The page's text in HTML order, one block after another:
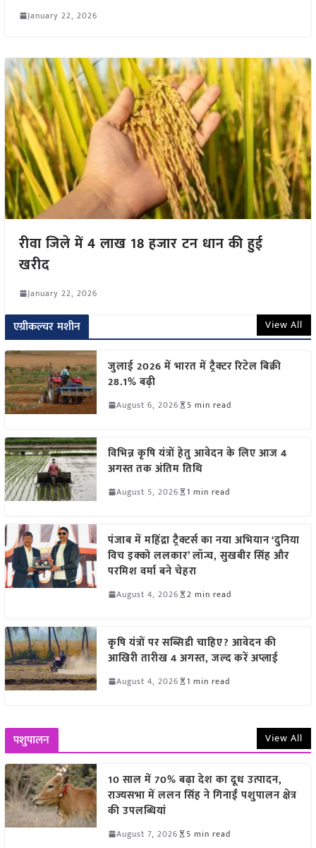
January 22, 2026
रीवा जिले में 4 लाख 18 हजार टन धान की हुई
खरीद
January 22, 2026
एग्रीकल्चर मशीन View All
जुलाई 2026 में भारत में ट्रैक्टर रिटेल बिक्री
28.1% बढ़ी
August 6, 2026 5 min read
विभिन्न कृषि यंत्रों हेतु आवेदन के लिए आज 4
अगस्त तक अंतिम तिथि
August 5, 2026 1 min read
पंजाब में महिंद्रा ट्रैक्टर्स का नया अभियान ‘दुनिया
विच इक्को ललकार’ लॉन्च, सुखबीर सिंह और
परमिश वर्मा बने चेहरा
August 4, 2026 2 min read
कृषि यंत्रों पर सब्सिडी चाहिए? आवेदन की
आखिरी तारीख 4 अगस्त, जल्द करें अप्लाई
August 4, 2026 1 min read
पशुपालन View All
10 साल में 70% बढ़ा देश का दूध उत्पादन,
राज्यसभा में ललन सिंह ने गिनाईं पशुपालन क्षेत्र
की उपलब्धियां
August 7, 2026 5 min read